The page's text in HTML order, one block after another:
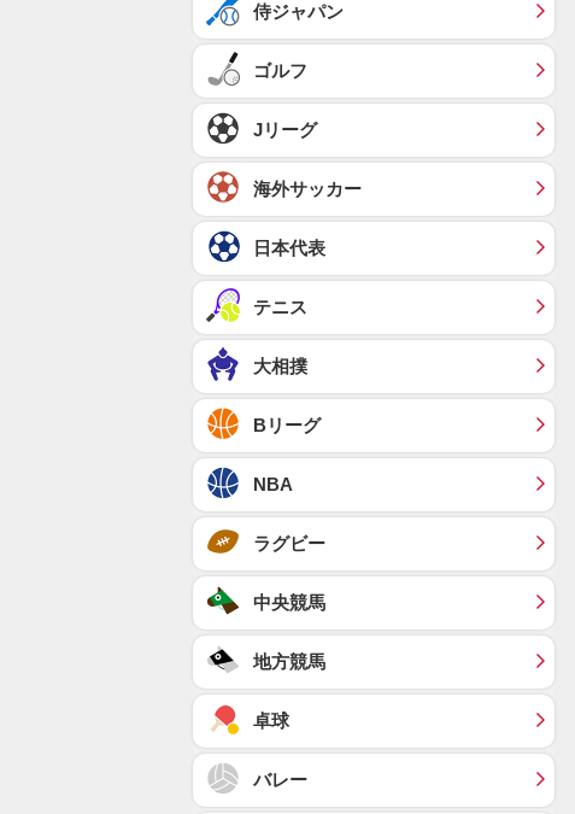
侍ジャパン
ゴルフ
Jリーグ
海外サッカー
日本代表
テニス
大相撲
Bリーグ
NBA
ラグビー
中央競馬
地方競馬
卓球
バレー